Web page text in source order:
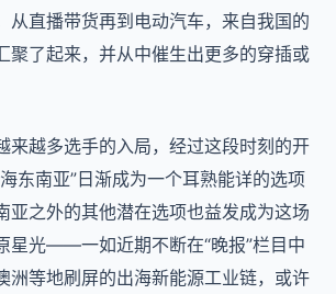
从直播带货再到电动汽车，来自我国的
聚了起来，并从中催生出更多的穿插或
来越多选手的入局，经过这段时刻的开
东南亚”日渐成为一个耳熟能详的选项
亚之外的其他潜在选项也益发成为这场
星光——一如近期不断在“晚报”栏目中
洲等地刷屏的出海新能源工业链，或许